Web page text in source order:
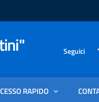
Seguici
RAPIDO